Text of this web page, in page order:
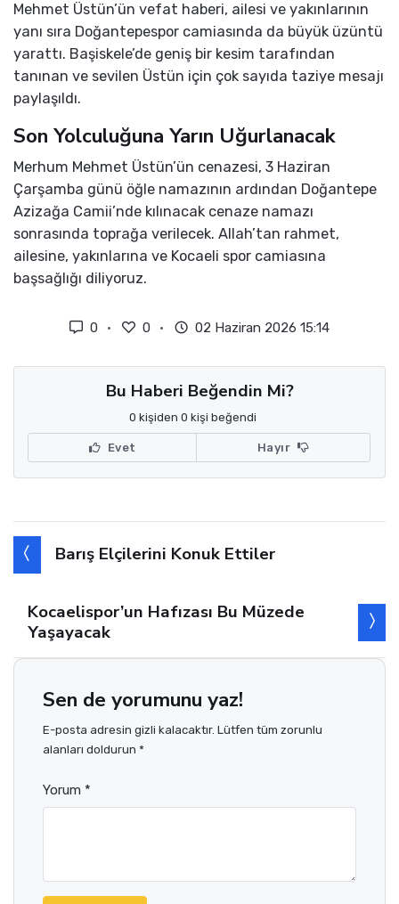
Mehmet Üstün’ün vefat haberi, ailesi ve yakınlarının
yanı sıra Doğantepespor camiasında da büyük üzüntü
yarattı. Başiskele’de geniş bir kesim tarafından
tanınan ve sevilen Üstün için çok sayıda taziye mesajı
paylaşıldı.
Son Yolculuğuna Yarın Uğurlanacak
Merhum Mehmet Üstün’ün cenazesi, 3 Haziran
Çarşamba günü öğle namazının ardından Doğantepe
Azizağa Camii’nde kılınacak cenaze namazı
sonrasında toprağa verilecek. Allah’tan rahmet,
ailesine, yakınlarına ve Kocaeli spor camiasına
başsağlığı diliyoruz.
0 0 02 Haziran 2026 15:14
Bu Haberi Beğendin Mi?
0 kişiden 0 kişi beğendi
Evet Hayır
Barış Elçilerini Konuk Ettiler
Kocaelispor’un Hafızası Bu Müzede
Yaşayacak
Sen de yorumunu yaz!
E-posta adresin gizli kalacaktır. Lütfen tüm zorunlu
alanları doldurun *
Yorum *